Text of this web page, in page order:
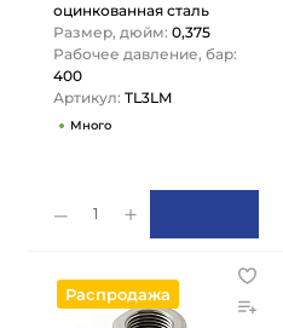
оцинкованная сталь
Размер, дюйм: 0,375
Рабочее давление, бар:
400
Артикул: TL3LM
Много
1
Распродажа